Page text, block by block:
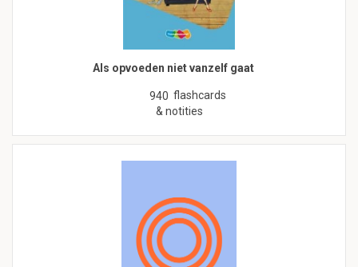
Als opvoeden niet vanzelf gaat
940 flashcards
& notities